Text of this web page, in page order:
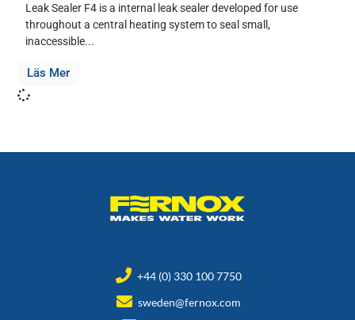
Leak Sealer F4 is a internal leak sealer developed for use
throughout a central heating system to seal small,
inaccessible...
Läs Mer
+44 (0) 330 100 7750
sweden@fernox.com